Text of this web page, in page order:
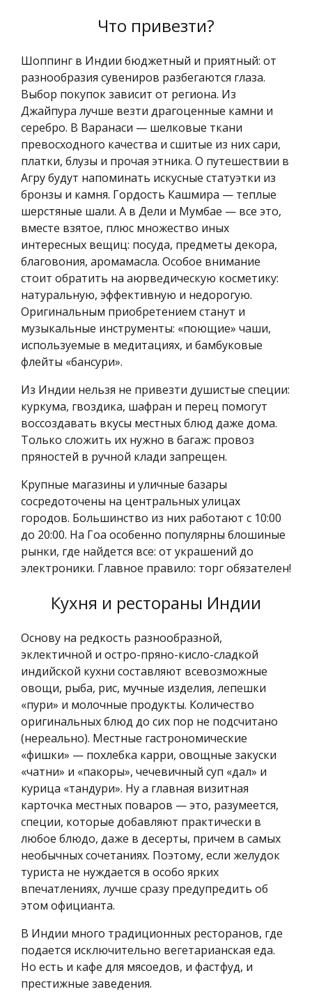
Что привезти?
Шоппинг в Индии бюджетный и приятный: от
разнообразия сувениров разбегаются глаза.
Выбор покупок зависит от региона. Из
Джайпура лучше везти драгоценные камни и
серебро. В Варанаси — шелковые ткани
превосходного качества и сшитые из них сари,
платки, блузы и прочая этника. О путешествии в
Агру будут напоминать искусные статуэтки из
бронзы и камня. Гордость Кашмира — теплые
шерстяные шали. А в Дели и Мумбае — все это,
вместе взятое, плюс множество иных
интересных вещиц: посуда, предметы декора,
благовония, аромамасла. Особое внимание
стоит обратить на аюрведическую косметику:
натуральную, эффективную и недорогую.
Оригинальным приобретением станут и
музыкальные инструменты: «поющие» чаши,
используемые в медитациях, и бамбуковые
флейты «бансури».
Из Индии нельзя не привезти душистые специи:
куркума, гвоздика, шафран и перец помогут
воссоздавать вкусы местных блюд даже дома.
Только сложить их нужно в багаж: провоз
пряностей в ручной клади запрещен.
Крупные магазины и уличные базары
сосредоточены на центральных улицах
городов. Большинство из них работают с 10:00
до 20:00. На Гоа особенно популярны блошиные
рынки, где найдется все: от украшений до
электроники. Главное правило: торг обязателен!
Кухня и рестораны Индии
Основу на редкость разнообразной,
эклектичной и остро-пряно-кисло-сладкой
индийской кухни составляют всевозможные
овощи, рыба, рис, мучные изделия, лепешки
«пури» и молочные продукты. Количество
оригинальных блюд до сих пор не подсчитано
(нереально). Местные гастрономические
«фишки» — похлебка карри, овощные закуски
«чатни» и «пакоры», чечевичный суп «дал» и
курица «тандури». Ну а главная визитная
карточка местных поваров — это, разумеется,
специи, которые добавляют практически в
любое блюдо, даже в десерты, причем в самых
необычных сочетаниях. Поэтому, если желудок
туриста не нуждается в особо ярких
впечатлениях, лучше сразу предупредить об
этом официанта.
В Индии много традиционных ресторанов, где
подается исключительно вегетарианская еда.
Но есть и кафе для мясоедов, и фастфуд, и
престижные заведения.